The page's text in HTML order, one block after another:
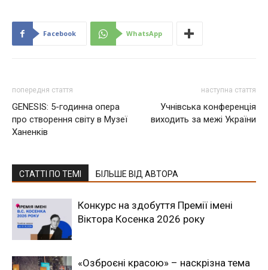
Facebook WhatsApp
попередня стаття
GENESIS: 5-годинна опера
про створення світу в Музеї
Ханенків
наступна стаття
Учнівська конференція
виходить за межі України
СТАТТІ ПО ТЕМІ БІЛЬШЕ ВІД АВТОРА
Конкурс на здобуття Премії імені
Віктора Косенка 2026 року
«Озброєні красою» – наскрізна тема